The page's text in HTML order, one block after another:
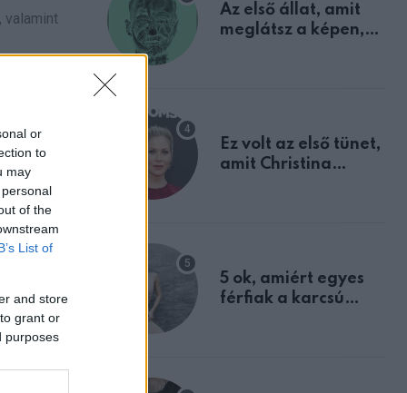
or
to
may
of the
List of
and store
grant or
purposes
valamint
Az első állat, amit
meglátsz a képen,
Ez volt az első tünet,
amit Christina
5 ok, amiért egyes
férfiak a karcsú